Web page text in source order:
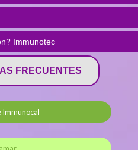
Immunotec
FRECUENTES
Immunocal